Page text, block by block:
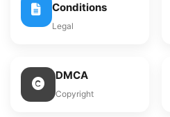
Conditions
Legal
DMCA
Copyright